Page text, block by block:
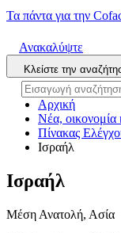
Τα πάντα για την
Ανακαλύψτε
Κλείστε την
Αρχική
Νέα, οικονομία
Πίνακας
Ισραήλ
Ισραήλ
Μέση Ανατολή, Ασία